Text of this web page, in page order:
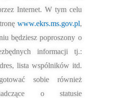
Internet. Wtym celu
www.ekrs.ms.gov.pl,
będziesz poproszony o
informacji tj.:
lista wspólników itd.
sobie również
o statusie